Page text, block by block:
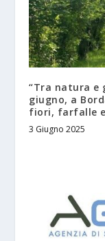
“Tra natura e
giugno, a
fiori, farfalle
3 Giugno 2025